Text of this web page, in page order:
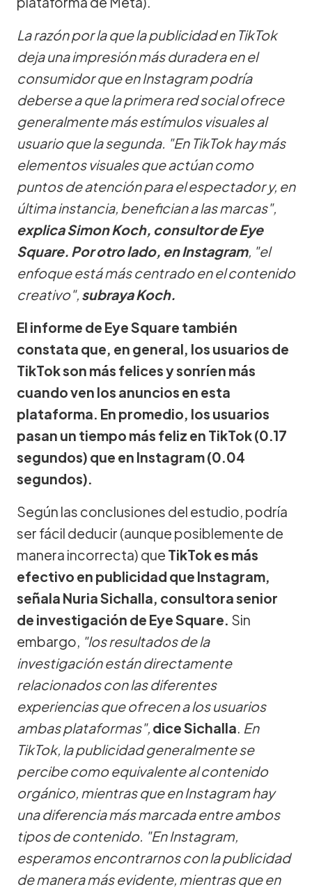
La razón por la que la publicidad en TikTok
deja una impresión más duradera en el
consumidor que en Instagram podría
deberse a que la primera red social ofrece
generalmente más estímulos visuales al
usuario que la segunda. "En TikTok hay más
elementos visuales que actúan como
puntos de atención para el espectador y, en
última instancia, benefician a las marcas",
explica Simon Koch, consultor de Eye
Square. Por otro lado, en Instagram, "el
enfoque está más centrado en el contenido
creativo", subraya Koch.
El informe de Eye Square también
constata que, en general, los usuarios de
TikTok son más felices y sonríen más
cuando ven los anuncios en esta
plataforma. En promedio, los usuarios
pasan un tiempo más feliz en TikTok (0.17
segundos) que en Instagram (0.04
segundos).
Según las conclusiones del estudio, podría
ser fácil deducir (aunque posiblemente de
manera incorrecta) que TikTok es más
efectivo en publicidad que Instagram,
señala Nuria Sichalla, consultora senior
de investigación de Eye Square. Sin
embargo, "los resultados de la
investigación están directamente
relacionados con las diferentes
experiencias que ofrecen a los usuarios
ambas plataformas", dice Sichalla. En
TikTok, la publicidad generalmente se
percibe como equivalente al contenido
orgánico, mientras que en Instagram hay
una diferencia más marcada entre ambos
tipos de contenido. "En Instagram,
esperamos encontrarnos con la publicidad
de manera más evidente, mientras que en